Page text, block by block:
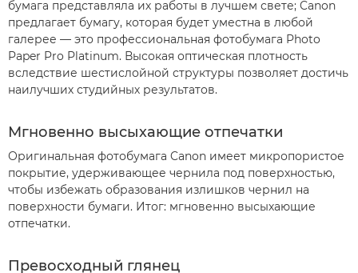
бумага представляла их работы в лучшем свете; Canon
предлагает бумагу, которая будет уместна в любой
галерее — это профессиональная фотобумага Photo
Paper Pro Platinum. Высокая оптическая плотность
вследствие шестислойной структуры позволяет достичь
наилучших студийных результатов.
Мгновенно высыхающие отпечатки
Оригинальная фотобумага Canon имеет микропористое
покрытие, удерживающее чернила под поверхностью,
чтобы избежать образования излишков чернил на
поверхности бумаги. Итог: мгновенно высыхающие
отпечатки.
Превосходный глянец